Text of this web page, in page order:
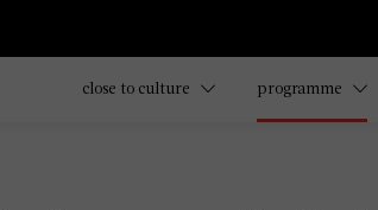
close to culture programme